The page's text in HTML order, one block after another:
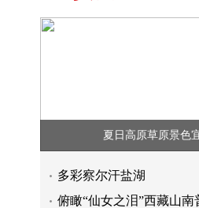
夏日高原草原景色
多彩察尔汗盐湖
俯瞰“仙女之泪”西藏山南